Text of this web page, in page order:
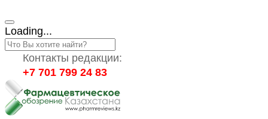
Loading...
Контакты редакции:
+7 701 799 24 83